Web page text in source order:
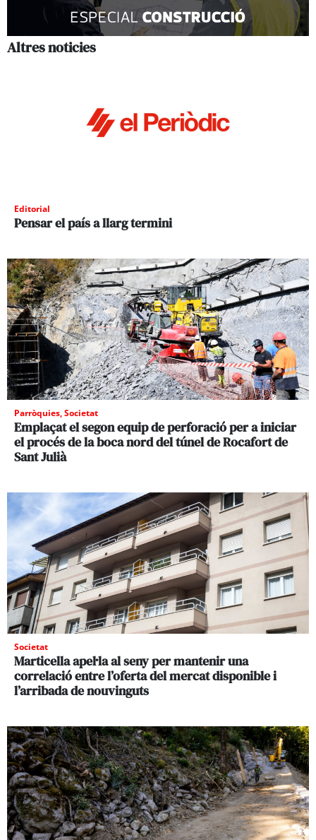
Altres noticies
Editorial
Pensar el país a llarg termini
Parròquies,Societat
Emplaçat el segon equip de perforació per a iniciar
el procés de la boca nord del túnel de Rocafort de
Sant Julià
Societat
Marticella apel·la al seny per mantenir una
correlació entre l’oferta del mercat disponible i
l’arribada de nouvinguts